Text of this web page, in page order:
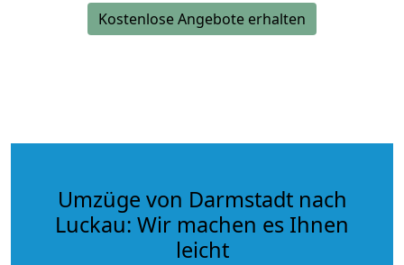
Kostenlose Angebote erhalten
Umzüge von Darmstadt nach
Luckau: Wir machen es Ihnen
leicht